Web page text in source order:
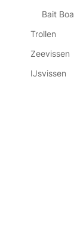
Bait
Trollen
Zeevissen
IJsvissen